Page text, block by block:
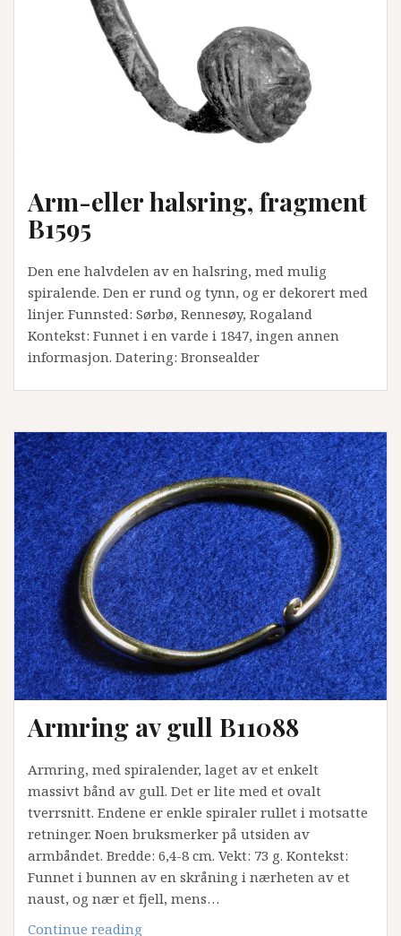
Arm-eller halsring, fragment
B1595
Den ene halvdelen av en halsring, med mulig
spiralende. Den er rund og tynn, og er dekorert med
linjer. Funnsted: Sørbø, Rennesøy, Rogaland
Kontekst: Funnet i en varde i 1847, ingen annen
informasjon. Datering: Bronsealder
Armring av gull B11088
Armring, med spiralender, laget av et enkelt
massivt bånd av gull. Det er lite med et ovalt
tverrsnitt. Endene er enkle spiraler rullet i motsatte
retninger. Noen bruksmerker på utsiden av
armbåndet. Bredde: 6,4-8 cm. Vekt: 73 g. Kontekst:
Funnet i bunnen av en skråning i nærheten av et
naust, og nær et fjell, mens…
Continue reading